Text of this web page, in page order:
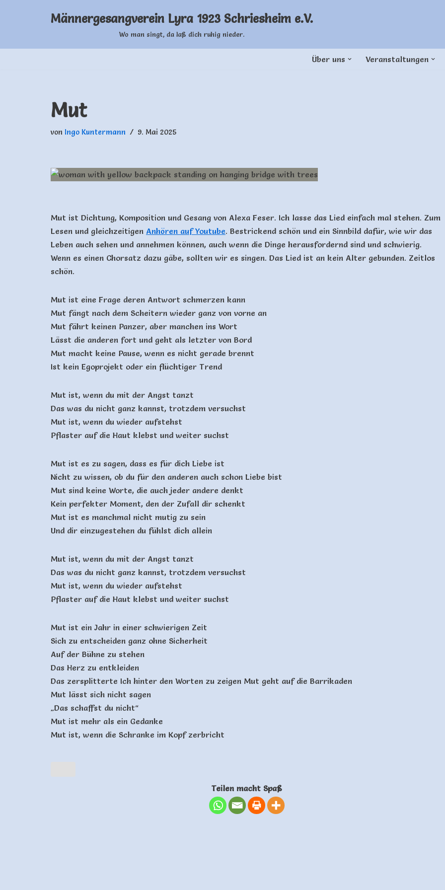
Männergesangverein Lyra 1923 Schriesheim e.V.
Wo man singt, da laß dich ruhig nieder.
Über uns Veranstaltungen
Mut
von Ingo Kuntermann 9. Mai 2025
Mut ist Dichtung, Komposition und Gesang von Alexa Feser. Ich lasse das Lied einfach mal stehen. Zum
Lesen und gleichzeitigen Anhören auf Youtube. Bestrickend schön und ein Sinnbild dafür, wie wir das
Leben auch sehen und annehmen können, auch wenn die Dinge herausfordernd sind und schwierig.
Wenn es einen Chorsatz dazu gäbe, sollten wir es singen. Das Lied ist an kein Alter gebunden. Zeitlos
schön.
Mut ist eine Frage deren Antwort schmerzen kann
Mut fängt nach dem Scheitern wieder ganz von vorne an
Mut fährt keinen Panzer, aber manchen ins Wort
Lässt die anderen fort und geht als letzter von Bord
Mut macht keine Pause, wenn es nicht gerade brennt
Ist kein Egoprojekt oder ein flüchtiger Trend
Mut ist, wenn du mit der Angst tanzt
Das was du nicht ganz kannst, trotzdem versuchst
Mut ist, wenn du wieder aufstehst
Pflaster auf die Haut klebst und weiter suchst
Mut ist es zu sagen, dass es für dich Liebe ist
Nicht zu wissen, ob du für den anderen auch schon Liebe bist
Mut sind keine Worte, die auch jeder andere denkt
Kein perfekter Moment, den der Zufall dir schenkt
Mut ist es manchmal nicht mutig zu sein
Und dir einzugestehen du fühlst dich allein
Mut ist, wenn du mit der Angst tanzt
Das was du nicht ganz kannst, trotzdem versuchst
Mut ist, wenn du wieder aufstehst
Pflaster auf die Haut klebst und weiter suchst
Mut ist ein Jahr in einer schwierigen Zeit
Sich zu entscheiden ganz ohne Sicherheit
Auf der Bühne zu stehen
Das Herz zu entkleiden
Das zersplitterte Ich hinter den Worten zu zeigen Mut geht auf die Barrikaden
Mut lässt sich nicht sagen
„Das schaffst du nicht“
Mut ist mehr als ein Gedanke
Mut ist, wenn die Schranke im Kopf zerbricht
Teilen macht Spaß